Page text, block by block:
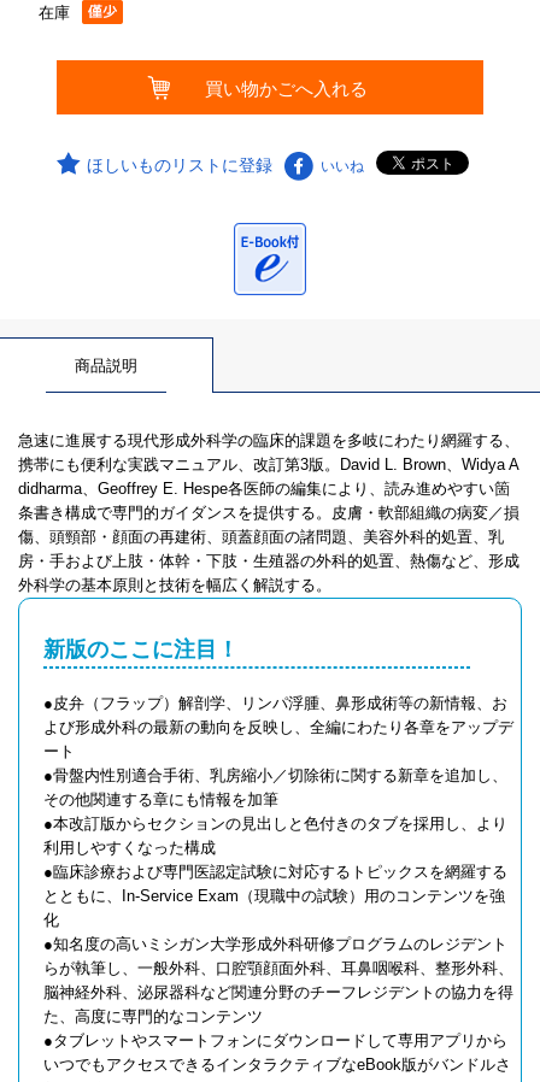
在庫
ほしいものリストに登録 いいね
商品説明
急速に進展する現代形成外科学の臨床的課題を多岐にわたり網羅する、
携帯にも便利な実践マニュアル、改訂第3版。David L. Brown、Widya A
didharma、Geoffrey E. Hespe各医師の編集により、読み進めやすい箇
条書き構成で専門的ガイダンスを提供する。皮膚・軟部組織の病変／損
傷、頭頸部・顔面の再建術、頭蓋顔面の諸問題、美容外科的処置、乳
房・手および上肢・体幹・下肢・生殖器の外科的処置、熱傷など、形成
外科学の基本原則と技術を幅広く解説する。
新版のここに注目！
●皮弁（フラップ）解剖学、リンパ浮腫、鼻形成術等の新情報、お
よび形成外科の最新の動向を反映し、全編にわたり各章をアップデ
ート
●骨盤内性別適合手術、乳房縮小／切除術に関する新章を追加し、
その他関連する章にも情報を加筆
●本改訂版からセクションの見出しと色付きのタブを採用し、より
利用しやすくなった構成
●臨床診療および専門医認定試験に対応するトピックスを網羅する
とともに、In-Service Exam（現職中の試験）用のコンテンツを強
化
●知名度の高いミシガン大学形成外科研修プログラムのレジデント
らが執筆し、一般外科、口腔顎顔面外科、耳鼻咽喉科、整形外科、
脳神経外科、泌尿器科など関連分野のチーフレジデントの協力を得
た、高度に専門的なコンテンツ
●タブレットやスマートフォンにダウンロードして専用アプリから
いつでもアクセスできるインタラクティブなeBook版がバンドルさ